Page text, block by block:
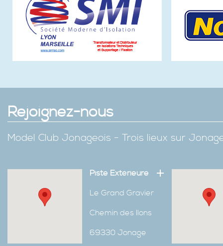
Rejoignez-nous
Model Club Jonageois - Trois lieux sur
Piste Extérieure
Le Grand Gravier
Chemin des Ilons
69330 Jonage